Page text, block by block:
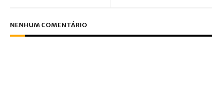
NENHUM COMENTÁRIO